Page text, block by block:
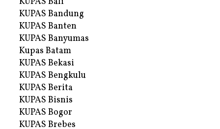
KUPAS Bandung
KUPAS Banten
KUPAS Banyumas
Kupas Batam
KUPAS Bekasi
KUPAS Bengkulu
KUPAS Berita
KUPAS Bisnis
KUPAS Bogor
KUPAS Brebes